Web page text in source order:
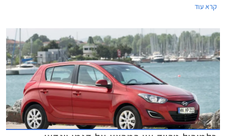
מחירון לוי יצחק העדכני ביום הרכישה.
קרא עוד